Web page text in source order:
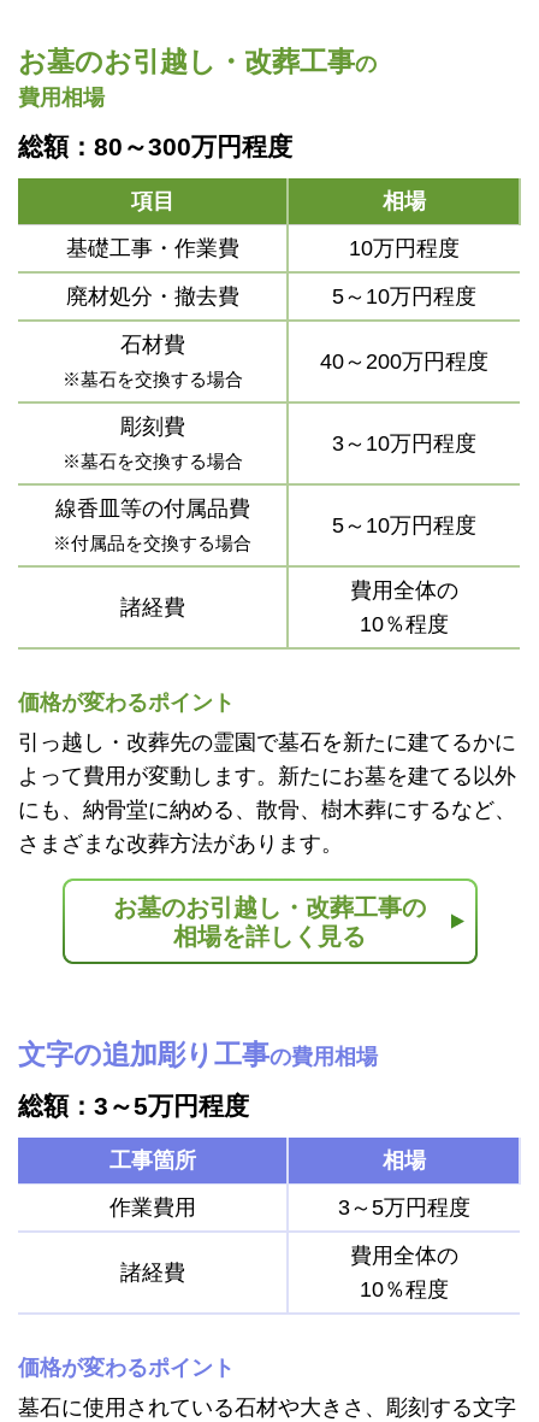
お墓のお引越し・改葬工事の
費用相場
総額：80～300万円程度
項目
相場
基礎工事・作業費
10万円程度
廃材処分・撤去費
5～10万円程度
石材費
※墓石を交換する場合
40～200万円程度
彫刻費
※墓石を交換する場合
3～10万円程度
線香皿等の付属品費
※付属品を交換する場合
5～10万円程度
諸経費
費用全体の
10％程度
価格が変わるポイント
引っ越し・改葬先の霊園で墓石を新たに建てるかに
よって費用が変動します。新たにお墓を建てる以外
にも、納骨堂に納める、散骨、樹木葬にするなど、
さまざまな改葬方法があります。
お墓のお引越し・改葬工事の
相場を詳しく見る
文字の追加彫り工事の費用相場
総額：3～5万円程度
工事箇所
相場
作業費用
3～5万円程度
諸経費
費用全体の
10％程度
価格が変わるポイント
墓石に使用されている石材や大きさ、彫刻する文字